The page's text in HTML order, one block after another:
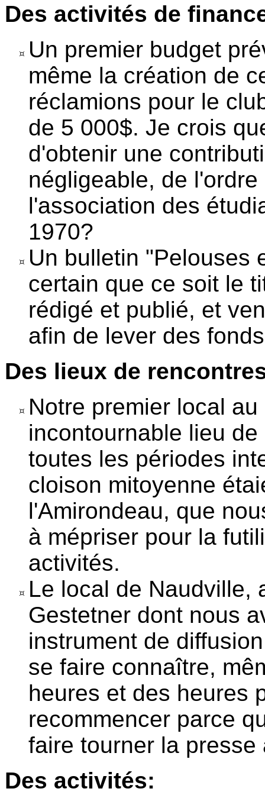
Des activités de
Un premier budget
même la création de
réclamions pour le
de 5 000$. Je crois
d'obtenir une
négligeable, de
l'association des
1970?
Un bulletin "Pelouses
certain que ce soit le
rédigé et publié, et
afin de lever des
Des lieux de
Notre premier local
incontournable lieu
toutes les périodes
cloison mitoyenne
l'Amirondeau, que
à mépriser pour la
activités.
Le local de Naudville,
Gestetner dont nous
instrument de
se faire connaître,
heures et des heures
recommencer parce
faire tourner la presse
Des activités: